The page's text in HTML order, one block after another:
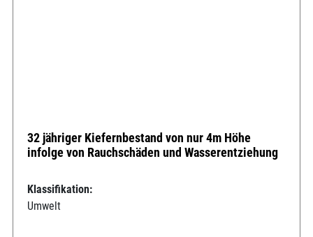
32 jähriger Kiefernbestand von nur 4m Höhe
infolge von Rauchschäden und Wasserentziehung
Klassifikation:
Umwelt